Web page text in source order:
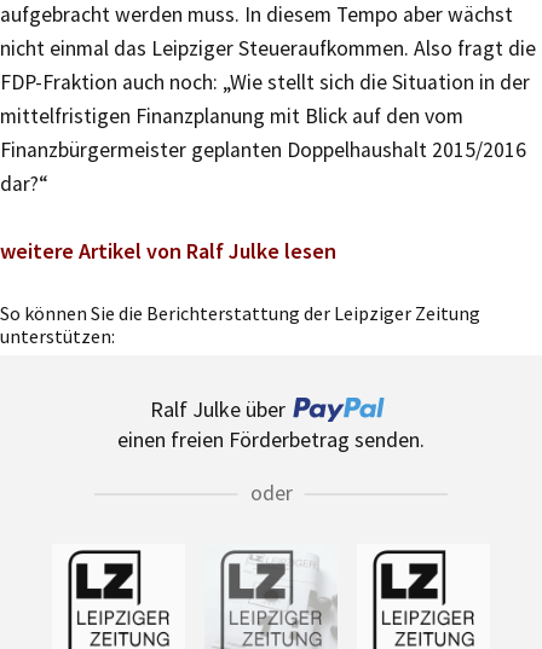
aufgebracht werden muss. In diesem Tempo aber wächst
nicht einmal das Leipziger Steueraufkommen. Also fragt die
FDP-Fraktion auch noch: „Wie stellt sich die Situation in der
mittelfristigen Finanzplanung mit Blick auf den vom
Finanzbürgermeister geplanten Doppelhaushalt 2015/2016
dar?“
weitere Artikel von Ralf Julke lesen
So können Sie die Berichterstattung der Leipziger Zeitung
unterstützen:
Ralf Julke über
einen freien Förderbetrag senden.
oder